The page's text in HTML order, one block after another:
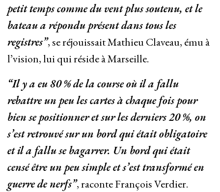
petit temps comme du vent plus soutenu, et le
bateau a répondu présent dans tous les
registres”, se réjouissait Mathieu Claveau, ému à
l’vision, lui qui réside à Marseille.
“Il y a eu 80 % de la course où il a fallu
rebattre un peu les cartes à chaque fois pour
bien se positionner et sur les derniers 20 %, on
s’est retrouvé sur un bord qui était obligatoire
et il a fallu se bagarrer. Un bord qui était
censé être un peu simple et s’est transformé en
guerre de nerfs”, raconte François Verdier.